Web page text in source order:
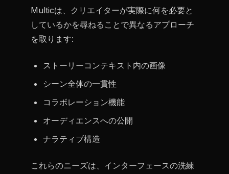
Multicは、クリエイターが実際に何を必要と
しているかを尋ねることで異なるアプローチ
を取ります:
ストーリーコンテキスト内の画像
シーン全体の一貫性
コラボレーション機能
オーディエンスへの公開
ナラティブ構造
これらのニーズは、インターフェースの洗練